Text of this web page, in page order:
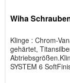
Wiha
Klinge : Chrom-
gehärtet,
SYSTEM 6